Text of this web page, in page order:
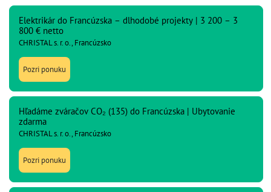
Elektrikár do Francúzska – dlhodobé projekty | 3 200 – 3
800 € netto
CHRISTAL s. r. o., Francúzsko
Pozri ponuku
Hľadáme zváračov CO₂ (135) do Francúzska | Ubytovanie
zdarma
CHRISTAL s. r. o., Francúzsko
Pozri ponuku